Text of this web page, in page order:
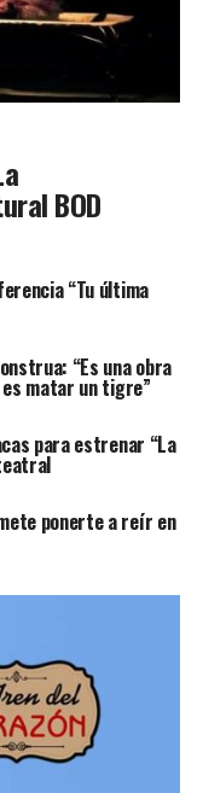
BOD
“Tu última
“Es una obra
matar un tigre”
para estrenar “La
ponerte a reír en